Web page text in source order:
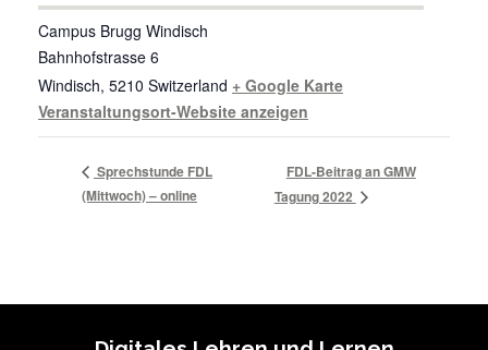
Campus Brugg Windisch
Bahnhofstrasse 6
Windisch, 5210 Switzerland + Google Karte
Veranstaltungsort-Website anzeigen
Sprechstunde FDL
(Mittwoch) – online
FDL-Beitrag an GMW
Tagung 2022